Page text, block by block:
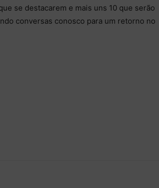
se destacarem e mais uns 10 que serão
conversas conosco para um retorno no